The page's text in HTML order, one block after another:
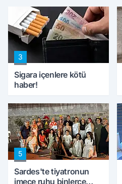
konuştu
3
Sigara içenlere kötü
haber!
5
Sardes'te tiyatronun
imece ruhu binlerce